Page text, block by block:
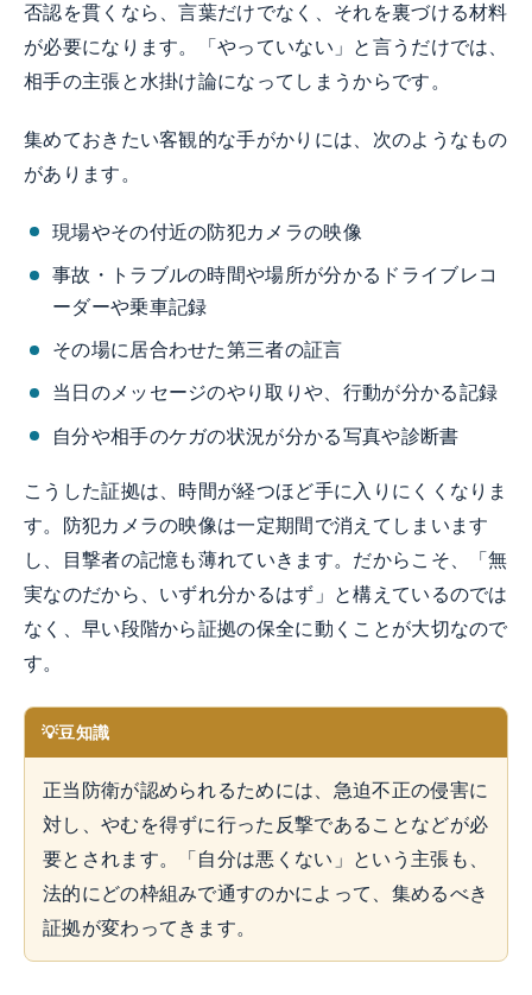
否認を貫くなら、言葉だけでなく、それを裏づける材料
が必要になります。「やっていない」と言うだけでは、
相手の主張と水掛け論になってしまうからです。
集めておきたい客観的な手がかりには、次のようなもの
があります。
現場やその付近の防犯カメラの映像
事故・トラブルの時間や場所が分かるドライブレコ
ーダーや乗車記録
その場に居合わせた第三者の証言
当日のメッセージのやり取りや、行動が分かる記録
自分や相手のケガの状況が分かる写真や診断書
こうした証拠は、時間が経つほど手に入りにくくなりま
す。防犯カメラの映像は一定期間で消えてしまいます
し、目撃者の記憶も薄れていきます。だからこそ、「無
実なのだから、いずれ分かるはず」と構えているのでは
なく、早い段階から証拠の保全に動くことが大切なので
す。
豆知識
正当防衛が認められるためには、急迫不正の侵害に
対し、やむを得ずに行った反撃であることなどが必
要とされます。「自分は悪くない」という主張も、
法的にどの枠組みで通すのかによって、集めるべき
証拠が変わってきます。